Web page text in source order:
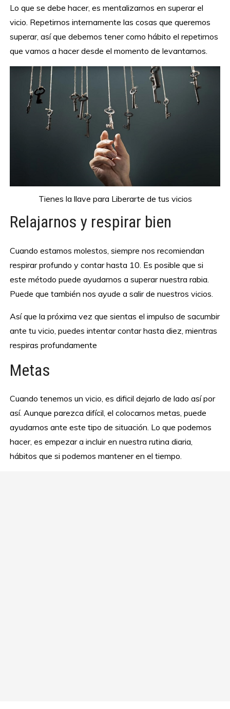
Lo que se debe hacer, es mentalizarnos en superar el
vicio. Repetirnos internamente las cosas que queremos
superar, así que debemos tener como hábito el repetirnos
que vamos a hacer desde el momento de levantarnos.
Tienes la llave para Liberarte de tus vicios
Relajarnos y respirar bien
Cuando estamos molestos, siempre nos recomiendan
respirar profundo y contar hasta 10. Es posible que si
este método puede ayudarnos a superar nuestra rabia.
Puede que también nos ayude a salir de nuestros vicios.
Así que la próxima vez que sientas el impulso de sacumbir
ante tu vicio, puedes intentar contar hasta diez, mientras
respiras profundamente
Metas
Cuando tenemos un vicio, es dificil dejarlo de lado así por
así. Aunque parezca difícil, el colocarnos metas, puede
ayudarnos ante este tipo de situación. Lo que podemos
hacer, es empezar a incluir en nuestra rutina diaria,
hábitos que si podemos mantener en el tiempo.